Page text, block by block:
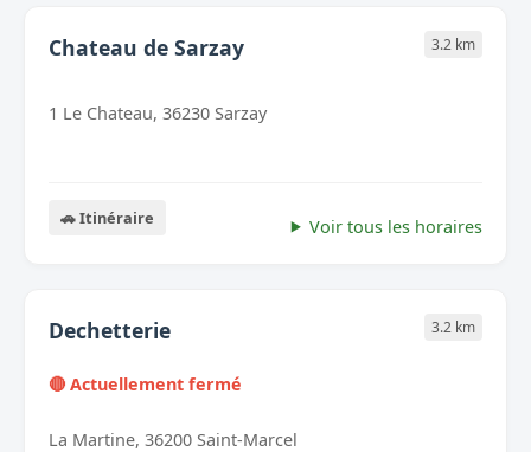
Chateau de Sarzay 3.2 km
1 Le Chateau, 36230 Sarzay
🚗 Itinéraire Voir tous les horaires
Dechetterie 3.2 km
🔴 Actuellement fermé
La Martine, 36200 Saint-Marcel